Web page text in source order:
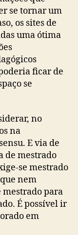
se tornar um
os sites de
uma ótima
ficar de
se
no
na
E via de
de mestrado
se mestrado
nem
mestrado para
É possível ir
em